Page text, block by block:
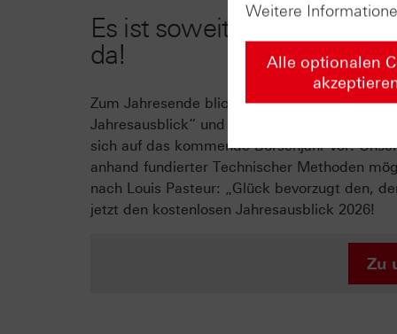
Es ist soweit – Der große
da!
Zum Jahresende blicken wir in die große
Jahresausblick“ und „Daily Trading“!
sich auf das kommende Börsenjahr vor.
anhand fundierter Technischer Methoden
nach Louis Pasteur: „Glück bevorzugt den,
jetzt den kostenlosen Jahresausblick 2026!
Zu
Weitere
Alle optionalen